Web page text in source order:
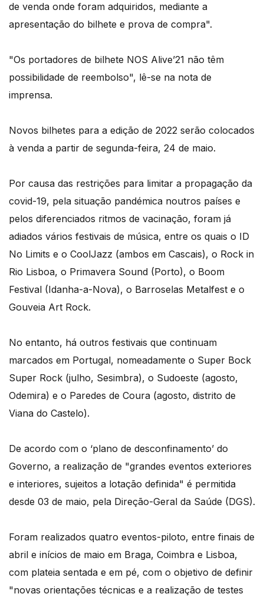
de venda onde foram adquiridos, mediante a
apresentação do bilhete e prova de compra".
"Os portadores de bilhete NOS Alive’21 não têm
possibilidade de reembolso", lê-se na nota de
imprensa.
Novos bilhetes para a edição de 2022 serão colocados
à venda a partir de segunda-feira, 24 de maio.
Por causa das restrições para limitar a propagação da
covid-19, pela situação pandémica noutros países e
pelos diferenciados ritmos de vacinação, foram já
adiados vários festivais de música, entre os quais o ID
No Limits e o CoolJazz (ambos em Cascais), o Rock in
Rio Lisboa, o Primavera Sound (Porto), o Boom
Festival (Idanha-a-Nova), o Barroselas Metalfest e o
Gouveia Art Rock.
No entanto, há outros festivais que continuam
marcados em Portugal, nomeadamente o Super Bock
Super Rock (julho, Sesimbra), o Sudoeste (agosto,
Odemira) e o Paredes de Coura (agosto, distrito de
Viana do Castelo).
De acordo com o ‘plano de desconfinamento’ do
Governo, a realização de "grandes eventos exteriores
e interiores, sujeitos a lotação definida" é permitida
desde 03 de maio, pela Direção-Geral da Saúde (DGS).
Foram realizados quatro eventos-piloto, entre finais de
abril e inícios de maio em Braga, Coimbra e Lisboa,
com plateia sentada e em pé, com o objetivo de definir
"novas orientações técnicas e a realização de testes